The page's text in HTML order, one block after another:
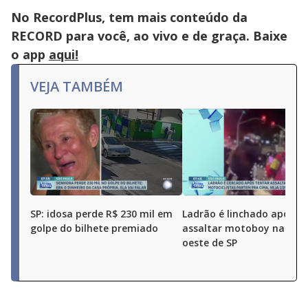
No RecordPlus, tem mais conteúdo da
RECORD para você, ao vivo e de graça. Baixe
o app aqui!
VEJA TAMBÉM
SP: idosa perde R$ 230 mil em
golpe do bilhete premiado
Ladrão é linchado após
assaltar motoboy na
oeste de SP